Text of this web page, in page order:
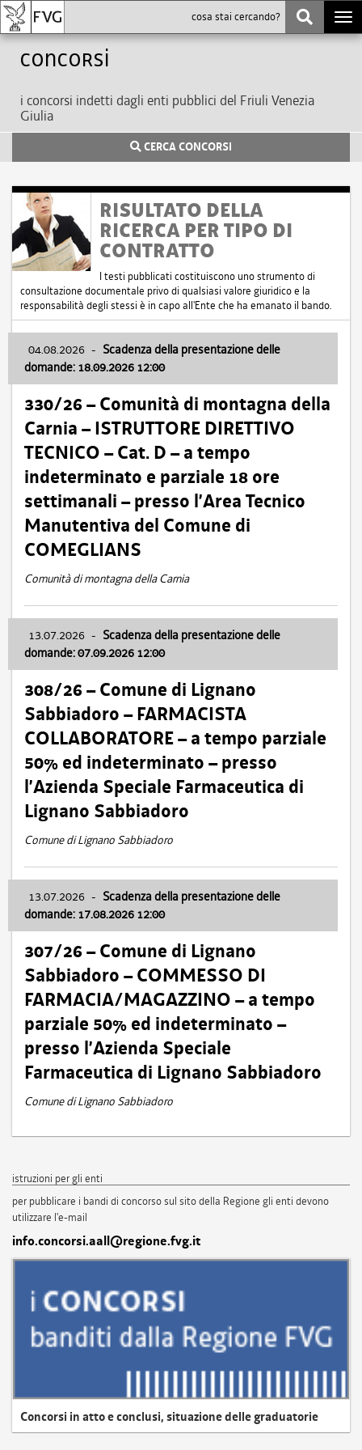
Concorsi
i concorsi indetti dagli enti pubblici del Friuli Venezia
Giulia
CERCA CONCORSI
RISULTATO DELLA
RICERCA PER TIPO DI
CONTRATTO
I testi pubblicati costituiscono uno strumento di
consultazione documentale privo di qualsiasi valore giuridico e la
responsabilità degli stessi è in capo all'Ente che ha emanato il bando.
04.08.2026 - Scadenza della presentazione delle
domande: 18.09.2026 12:00
330/26 – Comunità di montagna della
Carnia – ISTRUTTORE DIRETTIVO
TECNICO – Cat. D – a tempo
indeterminato e parziale 18 ore
settimanali – presso l’Area Tecnico
Manutentiva del Comune di
COMEGLIANS
Comunità di montagna della Carnia
13.07.2026 - Scadenza della presentazione delle
domande: 07.09.2026 12:00
308/26 – Comune di Lignano
Sabbiadoro – FARMACISTA
COLLABORATORE – a tempo parziale
50% ed indeterminato – presso
l’Azienda Speciale Farmaceutica di
Lignano Sabbiadoro
Comune di Lignano Sabbiadoro
13.07.2026 - Scadenza della presentazione delle
domande: 17.08.2026 12:00
307/26 – Comune di Lignano
Sabbiadoro – COMMESSO DI
FARMACIA/MAGAZZINO – a tempo
parziale 50% ed indeterminato –
presso l’Azienda Speciale
Farmaceutica di Lignano Sabbiadoro
Comune di Lignano Sabbiadoro
istruzioni per gli enti
per pubblicare i bandi di concorso sul sito della Regione gli enti devono
utilizzare l'e-mail
info.concorsi.aall@regione.fvg.it
Concorsi in atto e conclusi, situazione delle graduatorie